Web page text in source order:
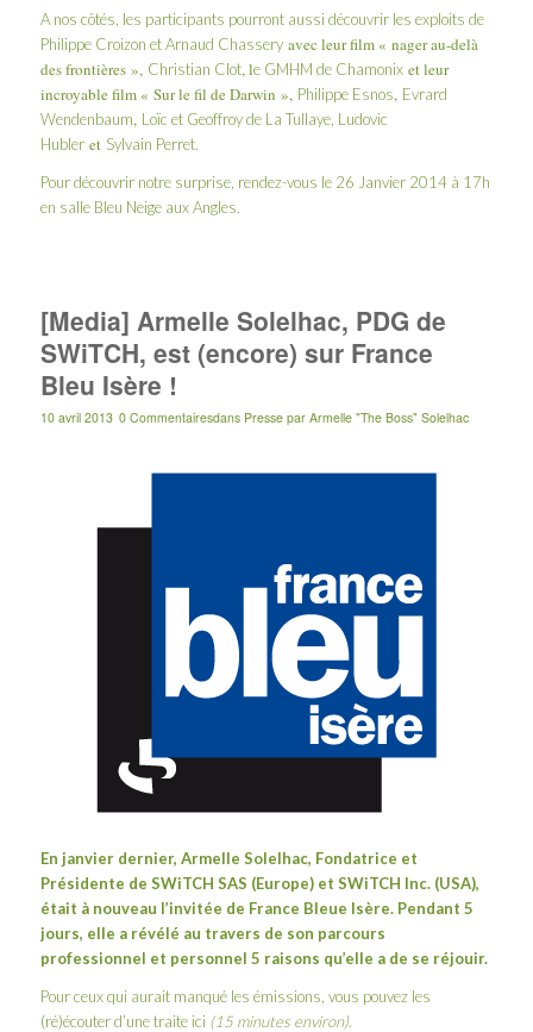
A nos côtés, les participants pourront aussi découvrir les exploits de
Philippe Croizon et Arnaud Chasseryavec leur film « nager au-delà
des frontières », Christian Clot, le GMHM de Chamonixet leur
incroyable film « Sur le fil de Darwin », Philippe Esnos, Evrard
Wendenbaum, Loïc et Geoffroy de La Tullaye, Ludovic
Hubleret Sylvain Perret.
Pour découvrir notre surprise, rendez-vous le 26 Janvier 2014 à 17h
en salle Bleu Neige aux Angles.
[Media] Armelle Solelhac, PDG de
SWiTCH, est (encore) sur France
Bleu Isère !
10 avril 2013 0 Commentairesdans Presse par Armelle "The Boss" Solelhac
En janvier dernier, Armelle Solelhac, Fondatrice et
Présidente de SWiTCH SAS (Europe) et SWiTCH Inc. (USA),
était à nouveau l’invitée de France Bleue Isère. Pendant 5
jours, elle a révélé au travers de son parcours
professionnel et personnel 5 raisons qu’elle a de se réjouir.
Pour ceux qui aurait manqué les émissions, vous pouvez les
(ré)écouter d’une traite ici (15 minutes environ).